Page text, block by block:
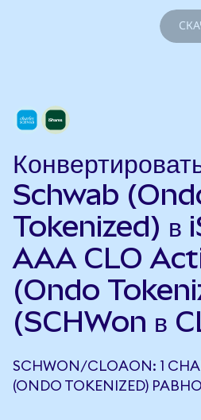
Schwab
Tokenized) в
AAA CLO
(Ondo
(SCHWon в
SCHWON/CLOAON: 1
(ONDO TOKENIZED)